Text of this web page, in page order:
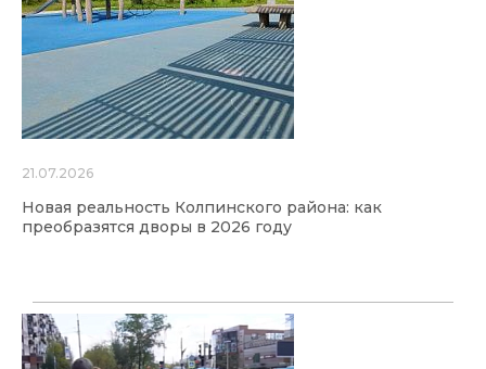
21.07.2026
Новая реальность Колпинского района: как
преобразятся дворы в 2026 году